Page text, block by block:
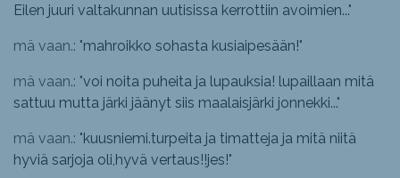
Eilen juuri valtakunnan uutisissa kerrottiin avoimien..."
mä vaan.: "mahroikko sohasta kusiaipesään!"
mä vaan.: "voi noita puheita ja lupauksia! lupaillaan mitä
sattuu mutta järki jäänyt siis maalaisjärki jonnekki..."
mä vaan.: "kuusniemi.turpeita ja timatteja ja mitä niitä
hyviä sarjoja oli,hyvä vertaus!!jes!"